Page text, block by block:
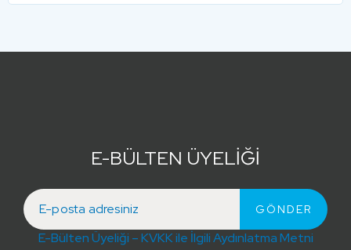
E-BÜLTEN ÜYELİĞİ
E-Bülten Üyeliği – KVKK ile İlgili Aydınlatma Metni